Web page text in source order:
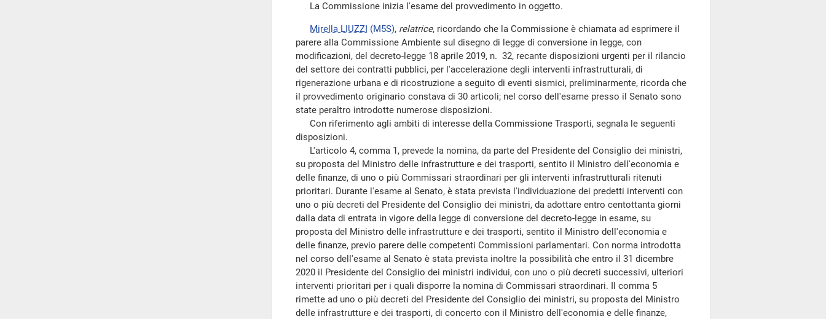
La Commissione inizia l'esame del provvedimento in oggetto.
Mirella LIUZZI (M5S), relatrice, ricordando che la Commissione è chiamata ad esprimere il
parere alla Commissione Ambiente sul disegno di legge di conversione in legge, con
modificazioni, del decreto-legge 18 aprile 2019, n. 32, recante disposizioni urgenti per il rilancio
del settore dei contratti pubblici, per l'accelerazione degli interventi infrastrutturali, di
rigenerazione urbana e di ricostruzione a seguito di eventi sismici, preliminarmente, ricorda che
il provvedimento originario constava di 30 articoli; nel corso dell'esame presso il Senato sono
state peraltro introdotte numerose disposizioni.
Con riferimento agli ambiti di interesse della Commissione Trasporti, segnala le seguenti
disposizioni.
L'articolo 4, comma 1, prevede la nomina, da parte del Presidente del Consiglio dei ministri,
su proposta del Ministro delle infrastrutture e dei trasporti, sentito il Ministro dell'economia e
delle finanze, di uno o più Commissari straordinari per gli interventi infrastrutturali ritenuti
prioritari. Durante l'esame al Senato, è stata prevista l'individuazione dei predetti interventi con
uno o più decreti del Presidente del Consiglio dei ministri, da adottare entro centottanta giorni
dalla data di entrata in vigore della legge di conversione del decreto-legge in esame, su
proposta del Ministro delle infrastrutture e dei trasporti, sentito il Ministro dell'economia e
delle finanze, previo parere delle competenti Commissioni parlamentari. Con norma introdotta
nel corso dell'esame al Senato è stata prevista inoltre la possibilità che entro il 31 dicembre
2020 il Presidente del Consiglio dei ministri individui, con uno o più decreti successivi, ulteriori
interventi prioritari per i quali disporre la nomina di Commissari straordinari. Il comma 5
rimette ad uno o più decreti del Presidente del Consiglio dei ministri, su proposta del Ministro
delle infrastrutture e dei trasporti, di concerto con il Ministro dell'economia e delle finanze,